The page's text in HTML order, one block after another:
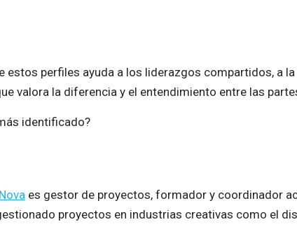
estos perfiles ayuda a los liderazgos compartidos, a
valora la diferencia y el entendimiento entre las
identificado?
es gestor de proyectos, formador y coordinador
proyectos en industrias creativas como el